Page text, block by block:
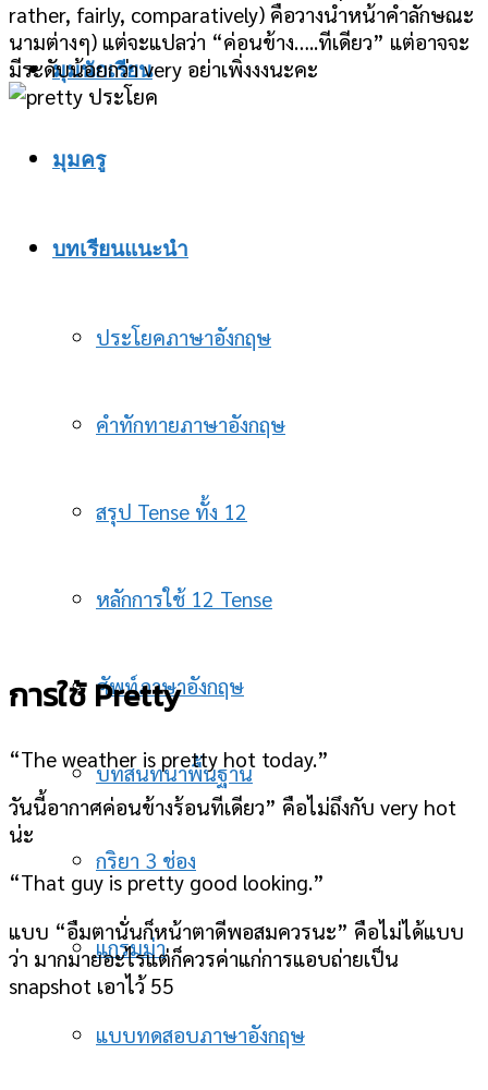
มุมนักเรียน
มุมครู
บทเรียนแนะนำ
ประโยคภาษาอังกฤษ
คำทักทายภาษาอังกฤษ
สรุป Tense ทั้ง 12
หลักการใช้ 12 Tense
ศัพท์ภาษาอังกฤษ
บทสนทนาพื้นฐาน
กริยา 3 ช่อง
แกรมม่า
แบบทดสอบภาษาอังกฤษ
rather, fairly, comparatively) คือวางนำหน้าคำลักษณะ
นามต่างๆ) แต่จะแปลว่า “ค่อนข้าง…..ทีเดียว” แต่อาจจะ
มีระดับน้อยกว่า very อย่าเพิ่งงงนะคะ
การใช้ Pretty
“The weather is pretty hot today.”
วันนี้อากาศค่อนข้างร้อนทีเดียว” คือไม่ถึงกับ very hot
น่ะ
“That guy is pretty good looking.”
แบบ “อืมตานั่นก็หน้าตาดีพอสมควรนะ” คือไม่ได้แบบ
ว่า มากมายอะไรแต่ก็ควรค่าแก่การแอบถ่ายเป็น
snapshot เอาไว้ 55